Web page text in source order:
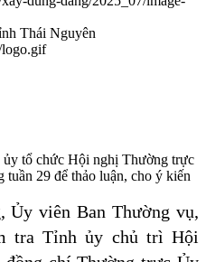
Thái Nguyên
logo.gif
tổ chức Hội nghị Thường trực
29 để thảo luận, cho ý kiến
viên Ban Thường vụ,
tra Tỉnh ủy chủ trì Hội